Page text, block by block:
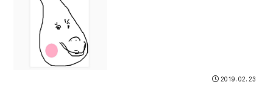
2019.02.23